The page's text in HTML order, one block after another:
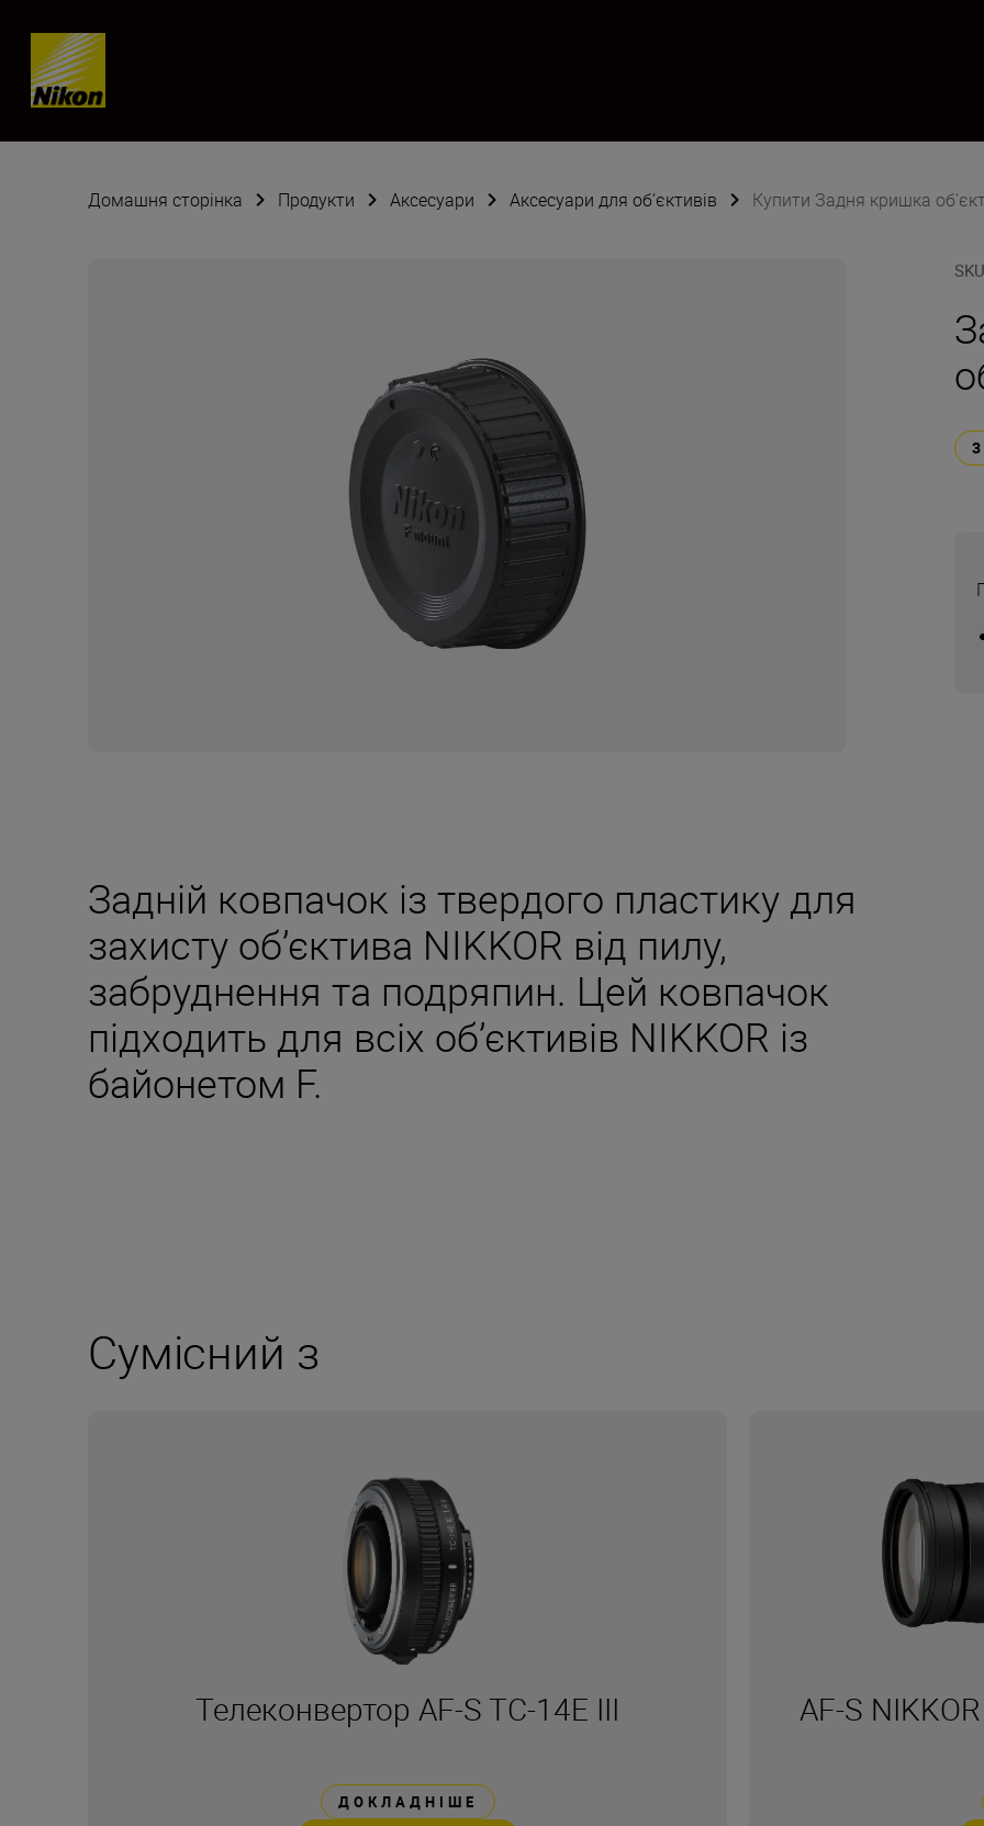
Skip content
Домашня сторінка Продукти Аксесуари Аксесуари для об’єктивів Купити Задня кришка
SKU
Задній ковпачок із твердого пластику для
захисту об’єктива NIKKOR від пилу,
забруднення та подряпин. Цей ковпачок
підходить для всіх об’єктивів NIKKOR із
байонетом F.
Сумісний з
Телеконвертор AF-S TC-14E III
ДОКЛАДНІШЕ
AF-S